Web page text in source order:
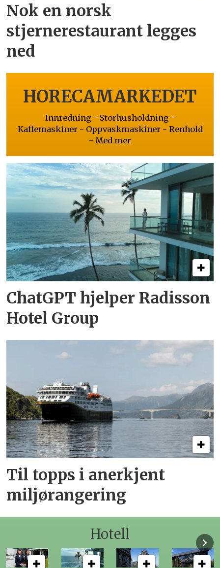
Nok en norsk
stjernerestaurant legges
ned
HORECAMARKEDET
Innredning - Storhusholdning -
Kaffemaskiner - Oppvaskmaskiner - Renhold
- Med mer
ChatGPT hjelper Radisson
Hotel Group
Til topps i anerkjent
miljørangering
Hotell